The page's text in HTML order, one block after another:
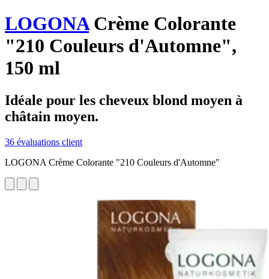
LOGONACrème Colorante
"210 Couleurs d'Automne",
150 ml
Idéale pour les cheveux blond moyen à
châtain moyen.
36 évaluations client
LOGONA Crème Colorante "210 Couleurs d'Automne"